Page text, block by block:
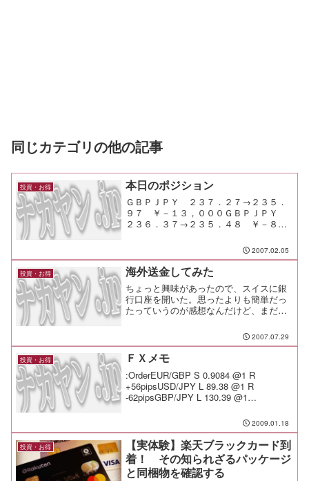
同じカテゴリの他の記事
投資・お得 本日のポジション
ＧＢＰＪＰＹ ２３７．２７→２３５．
９７ ￥－１３，０００ＧＢＰＪＰＹ
２３６．３７→２３５．４８ ￥－８，
新しいオシレータの調整を続ける。んー
今月の儲けがとんとんまで落ちてしまっ
た。敗因は不慣れなシステ...
2007.02.05
投資・お得 海外送金してみた
ちょっと興味があったので、スイスに銀
行口座を開いた。思ったよりも簡単だっ
たっていうのが感想なんだけど、まだト
かもね。でも、開設も郵送のやり取りだ
けで可能だったし、「じゃぁ報酬はスイ
スの銀行口座に・・・」な...
2007.07.29
投資・お得 ＦＸメモ
:OrderEUR/GBP S 0.9084 @1 R
+56pipsUSD/JPY L 89.38 @1 R
-62pipsGBP/JPY L 130.39 @1
2009.01.18
投資・お得
【実体験】楽天ブラックカード到
着！ その知られざるパッケージ
と同梱物を確認する